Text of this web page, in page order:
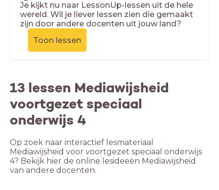
Je kijkt nu naar LessonUp-lessen uit de hele
wereld. Wil je liever lessen zien die gemaakt
zijn door andere docenten uit jouw land?
Toon lessen
13 lessen Mediawijsheid
voortgezet speciaal
onderwijs 4
Op zoek naar interactief lesmateriaal
Mediawijsheid voor voortgezet speciaal onderwijs
4? Bekijk hier de online lesideeën Mediawijsheid
van andere docenten.